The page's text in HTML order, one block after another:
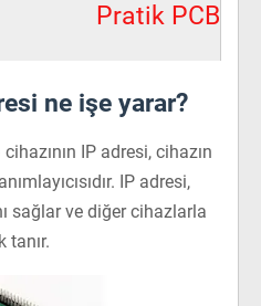
Pratik PCB
ne işe yarar?
IP adresi, cihazın
IP adresi,
sağlar ve diğer cihazlarla
tanır.